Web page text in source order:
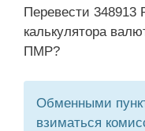
Перевести 348913
калькулятора
ПМР?
Обменными
взиматься